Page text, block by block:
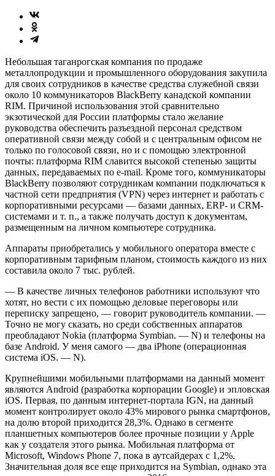
Небольшая таганрогская компания по продаже
металлопродукции и промышленного оборудования закупила
для своих сотрудников в качестве средства служебной связи
около 10 коммуникаторов BlackBerry канадской компании
RIM. Причиной использования этой сравнительно
экзотической для России платформы стало желание
руководства обеспечить разъездной персонал средством
оперативной связи между собой и с центральным офисом не
только по голосовой связи, но и с помощью электронной
почты: платформа RIM славится высокой степенью защиты
данных, передаваемых по e-mail. Кроме того, коммуникаторы
BlackBerry позволяют сотрудникам компании подключаться к
частной сети предприятия (VPN) через интернет и работать с
корпоративными ресурсами — базами данных, ERP- и CRM-
системами и т. п., а также получать доступ к документам,
размещенным на личном компьютере сотрудника.
Аппараты приобретались у мобильного оператора вместе с
корпоративным тарифным планом, стоимость каждого из них
составила около 7 тыс. рублей.
— В качестве личных телефонов работники используют что
хотят, но вести с их помощью деловые переговоры или
переписку запрещено, — говорит руководитель компании. —
Точно не могу сказать, но среди собственных аппаратов
преобладают Nokia (платформа Symbian. — N) и телефоны на
базе Android. У меня самого — два iPhone (операционная
система iOS. — N).
Крупнейшими мобильными платформами на данный момент
являются Android (разработка корпорации Google) и эпловская
iOS. Первая, по данным интернет-портала IGN, на данный
момент контролирует около 43% мирового рынка смартфонов,
на долю второй приходится 28,3%. Однако в сегменте
планшетных компьютеров более прочные позиции у Apple
как у создателя этого рынка. Мобильная платформа от
Microsoft, Windows Phone 7, пока в аутсайдерах с 1,2%.
Значительная доля все еще приходится на Symbian, однако эта